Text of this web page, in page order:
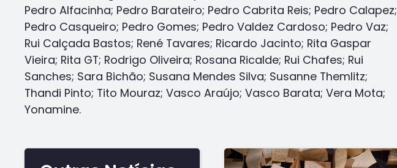
Pedro Alfacinha; Pedro Barateiro; Pedro Cabrita Reis; Pedro Calapez;
Pedro Casqueiro; Pedro Gomes; Pedro Valdez Cardoso; Pedro Vaz;
Rui Calçada Bastos; René Tavares; Ricardo Jacinto; Rita Gaspar
Vieira; Rita GT; Rodrigo Oliveira; Rosana Ricalde; Rui Chafes; Rui
Sanches; Sara Bichão; Susana Mendes Silva; Susanne Themlitz;
Thandi Pinto; Tito Mouraz; Vasco Araújo; Vasco Barata; Vera Mota;
Yonamine.